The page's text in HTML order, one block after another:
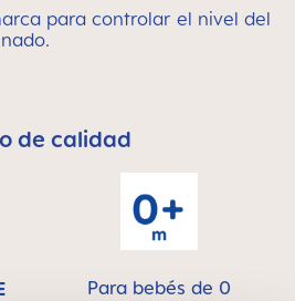
para controlar el nivel del
Icon Bar
de calidad
Para bebés de 0